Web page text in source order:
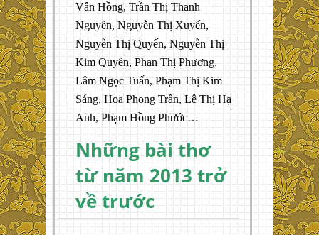
Vân Hồng, Trần Thị Thanh
Nguyên, Nguyễn Thị Xuyến,
Nguyễn Thị Quyến, Nguyễn Thị
Kim Quyên, Phan Thị Phương,
Lâm Ngọc Tuấn, Phạm Thị Kim
Sáng, Hoa Phong Trần, Lê Thị Hạ
Anh, Phạm Hồng Phước…
Những bài thơ
từ năm 2013 trở
về trước